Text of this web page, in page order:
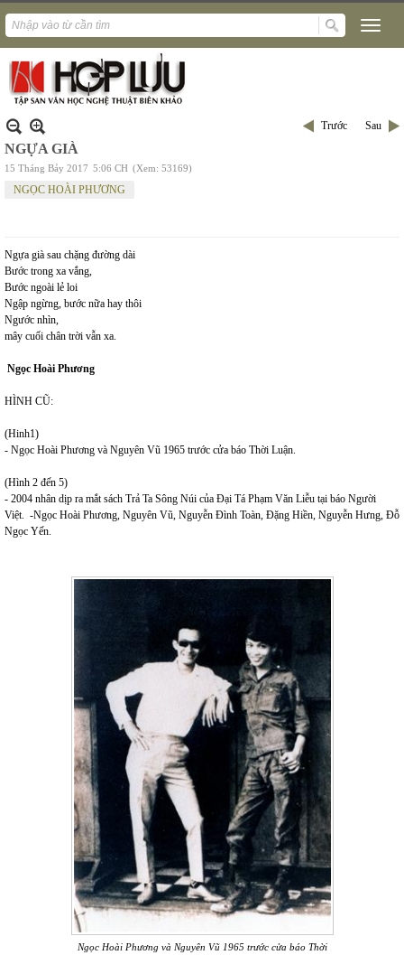
Trước Sau
NGỰA GIÀ
15 Tháng Bảy 2017 5:06 CH (Xem: 53169)
NGỌC HOÀI PHƯƠNG
Ngựa già sau chặng đường dài
Bước trong xa vắng,
Bước ngoài lẻ loi
Ngập ngừng, bước nữa hay thôi
Ngước nhìn,
mây cuối chân trời vẫn xa.
Ngọc Hoài Phương
HÌNH CŨ:
(Hinh1)
- Ngọc Hoài Phương và Nguyên Vũ 1965 trước cửa báo Thời Luận.
(Hình 2 đến 5)
- 2004 nhân dịp ra mắt sách Trả Ta Sông Núi của Đại Tá Phạm Văn Liễu tại báo Người
Việt. -Ngọc Hoài Phương, Nguyên Vũ, Nguyễn Đình Toàn, Đặng Hiền, Nguyễn Hưng, Đỗ
Ngọc Yến.
Ngọc Hoài Phương và Nguyên Vũ 1965 trước cửa báo Thời